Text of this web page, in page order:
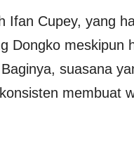
Ifan Cupey, yang
Dongko meskipun
suasana
membuat